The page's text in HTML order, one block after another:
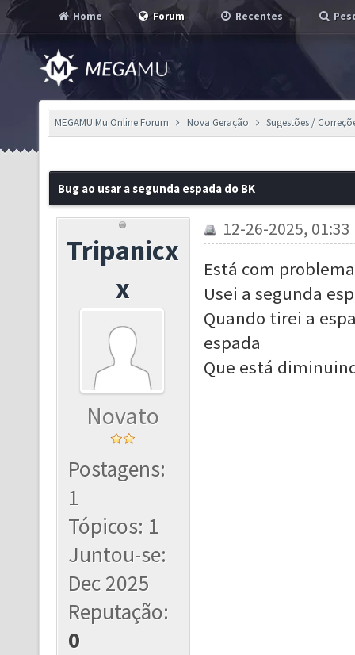
Home Forum Recentes
MEGAMU Mu Online Forum Nova Geração Sugestões /
Bug ao usar a segunda espada do BK
Tripanicx
x
Novato
Postagens:
1
Tópicos: 1
Juntou-se:
Dec 2025
Reputação:
0
12-26-2025, 01:33
Está com
Usei a segunda
Quando tirei a
espada
Que está